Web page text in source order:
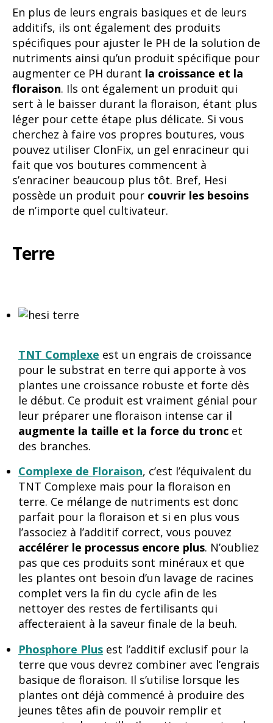
En plus de leurs engrais basiques et de leurs
additifs, ils ont également des produits
spécifiques pour ajuster le PH de la solution de
nutriments ainsi qu’un produit spécifique pour
augmenter ce PH durant la croissance et la
floraison. Ils ont également un produit qui
sert à le baisser durant la floraison, étant plus
léger pour cette étape plus délicate. Si vous
cherchez à faire vos propres boutures, vous
pouvez utiliser ClonFix, un gel enracineur qui
fait que vos boutures commencent à
s’enraciner beaucoup plus tôt. Bref, Hesi
possède un produit pour couvrir les besoins
de n’importe quel cultivateur.
Terre
TNT Complexe est un engrais de croissance
pour le substrat en terre qui apporte à vos
plantes une croissance robuste et forte dès
le début. Ce produit est vraiment génial pour
leur préparer une floraison intense car il
augmente la taille et la force du tronc et
des branches.
Complexe de Floraison, c’est l’équivalent du
TNT Complexe mais pour la floraison en
terre. Ce mélange de nutriments est donc
parfait pour la floraison et si en plus vous
l’associez à l’additif correct, vous pouvez
accélérer le processus encore plus. N’oubliez
pas que ces produits sont minéraux et que
les plantes ont besoin d’un lavage de racines
complet vers la fin du cycle afin de les
nettoyer des restes de fertilisants qui
affecteraient à la saveur finale de la beuh.
Phosphore Plus est l’additif exclusif pour la
terre que vous devrez combiner avec l’engrais
basique de floraison. Il s’utilise lorsque les
plantes ont déjà commencé à produire des
jeunes têtes afin de pouvoir remplir et